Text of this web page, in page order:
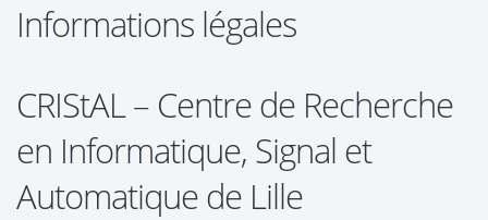
Informations légales
CRIStAL – Centre de Recherche
en Informatique, Signal et
Automatique de Lille